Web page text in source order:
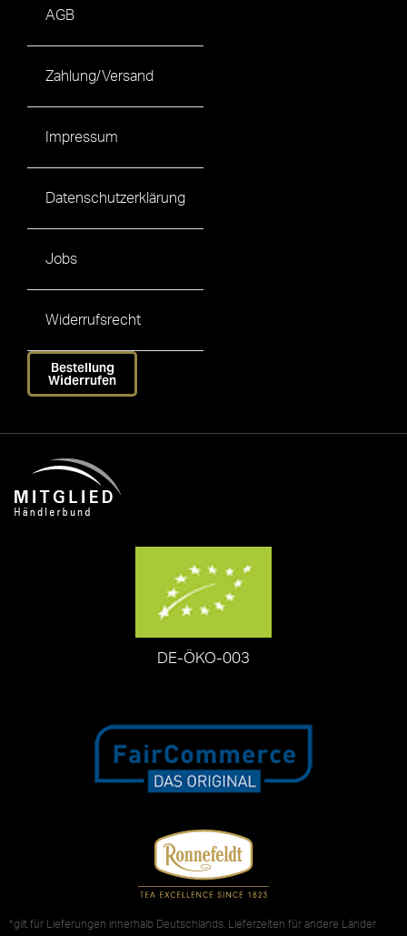
AGB
Zahlung/Versand
Impressum
Datenschutzerklärung
Jobs
Widerrufsrecht
Bestellung
Widerrufen
DE-ÖKO-003
*gilt für Lieferungen innerhalb Deutschlands, Lieferzeiten für andere Länder